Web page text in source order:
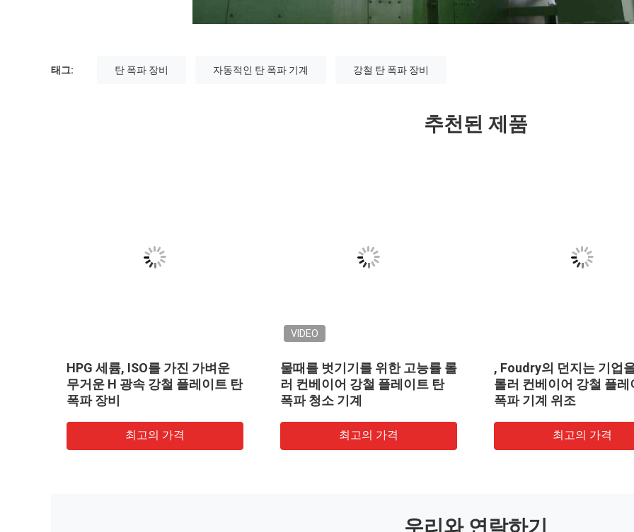
태그: 탄 폭파 장비 자동적인 탄 폭파 기계 강철 탄 폭파 장비
추천된 제품
HPG 세륨, ISO를 가진 가벼운
무거운 H 광속 강철 플레이트 탄
폭파 장비
최고의 가격
VIDEO
물때를 벗기기를 위한 고능률 롤
러 컨베이어 강철 플레이트 탄
폭파 청소 기계
최고의 가격
, Foudry의 던지는 기업
롤러 컨베이어 강철 플레
폭파 기계 위조
최고의 가격
우리와 연락하기